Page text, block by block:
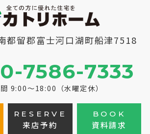
都留郡富士河口湖町船津7518
7586-7333
9:00～18:00（水曜定休）
RESERVE
来店予約
BOOK
資料請求